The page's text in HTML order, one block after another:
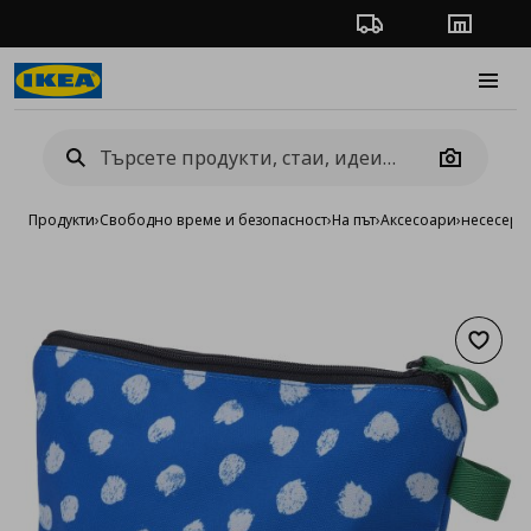
Проследяване на
Camera
Продукти›Свободно време и безопасност›На път›Аксесоари›несесер